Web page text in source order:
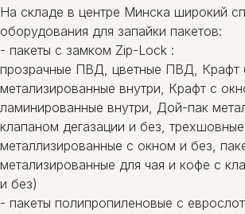
На складе в центре Минска широкий
оборудования для запайки пакетов:
- пакеты c замком Zip-Lock :
прозрачные ПВД, цветные ПВД, Крафт
метализированные внутри, Крафт с
ламинированные внутри, Дой-пак
клапаном дегазации и без, трехшовные
металлизированные с окном и без,
метализированные для чая и кофе с
и без)
- пакеты полипропиленовые с